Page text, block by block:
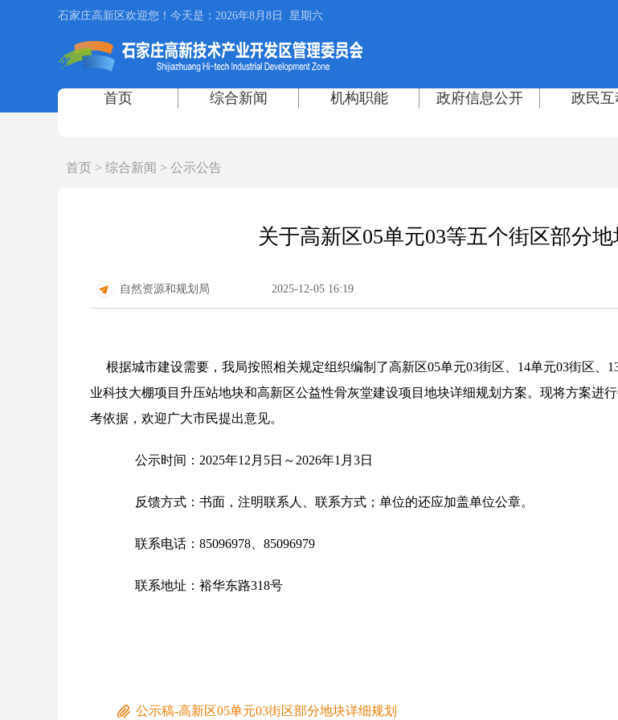
首页 > 综合新闻 > 公示公告
关于高新区05单元03等五个街区部分
自然资源和规划局 2025-12-05 16:19
根据城市建设需要，我局按照相关规定组织编制了高新区05单元03街区、14单元03街区、
业科技大棚项目升压站地块和高新区公益性骨灰堂建设项目地块详细规划方案。现将方案进
考依据，欢迎广大市民提出意见。
公示时间：2025年12月5日～2026年1月3日
反馈方式：书面，注明联系人、联系方式；单位的还应加盖单位公章。
联系电话：85096978、85096979
联系地址：裕华东路318号
高新区自然资
2025年12
公示稿-高新区05单元03街区部分地块详细规划